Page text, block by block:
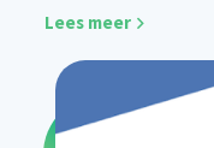
Lees meer